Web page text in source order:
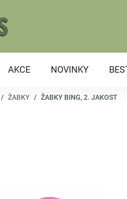
AKCE NOVINKY
/ ŽABKY / ŽABKY BING, 2. JAKOST